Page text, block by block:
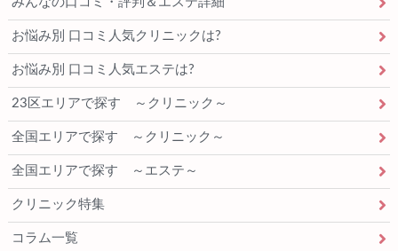
お悩み別 口コミ人気クリニックは?
お悩み別 口コミ人気エステは?
23区エリアで探す ～クリニック～
全国エリアで探す ～クリニック～
全国エリアで探す ～エステ～
クリニック特集
コラム一覧